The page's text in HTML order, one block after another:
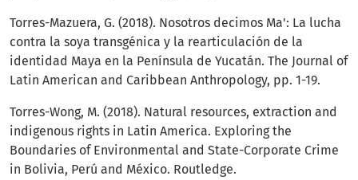
Torres-Mazuera, G. (2018). Nosotros decimos Ma': La lucha
contra la soya transgénica y la rearticulación de la
identidad Maya en la Península de Yucatán. The Journal of
Latin American and Caribbean Anthropology, pp. 1-19.
Torres-Wong, M. (2018). Natural resources, extraction and
indigenous rights in Latin America. Exploring the
Boundaries of Environmental and State-Corporate Crime
in Bolivia, Perú and México. Routledge.